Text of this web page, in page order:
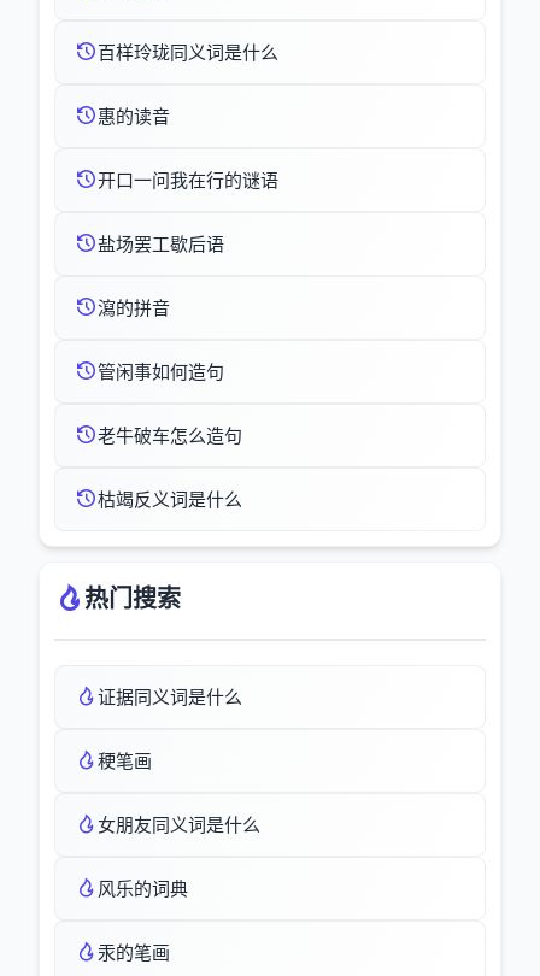
百样玲珑同义词是什么
惠的读音
开口一问我在行的谜语
盐场罢工歇后语
瀉的拼音
管闲事如何造句
老牛破车怎么造句
枯竭反义词是什么
热门搜索
证据同义词是什么
稉笔画
女朋友同义词是什么
风乐的词典
汞的笔画